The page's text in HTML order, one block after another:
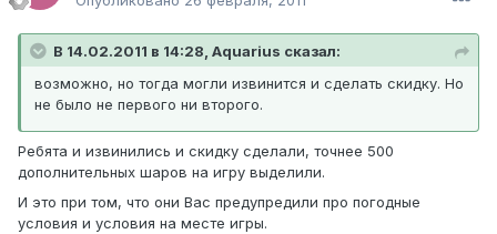
В 14.02.2011 в 14:28, Aquarius сказал:
возможно, но тогда могли извинится и сделать скидку. Но
не было не первого ни второго.
Ребята и извинились и скидку сделали, точнее 500
дополнительных шаров на игру выделили.
И это при том, что они Вас предупредили про погодные
условия и условия на месте игры.